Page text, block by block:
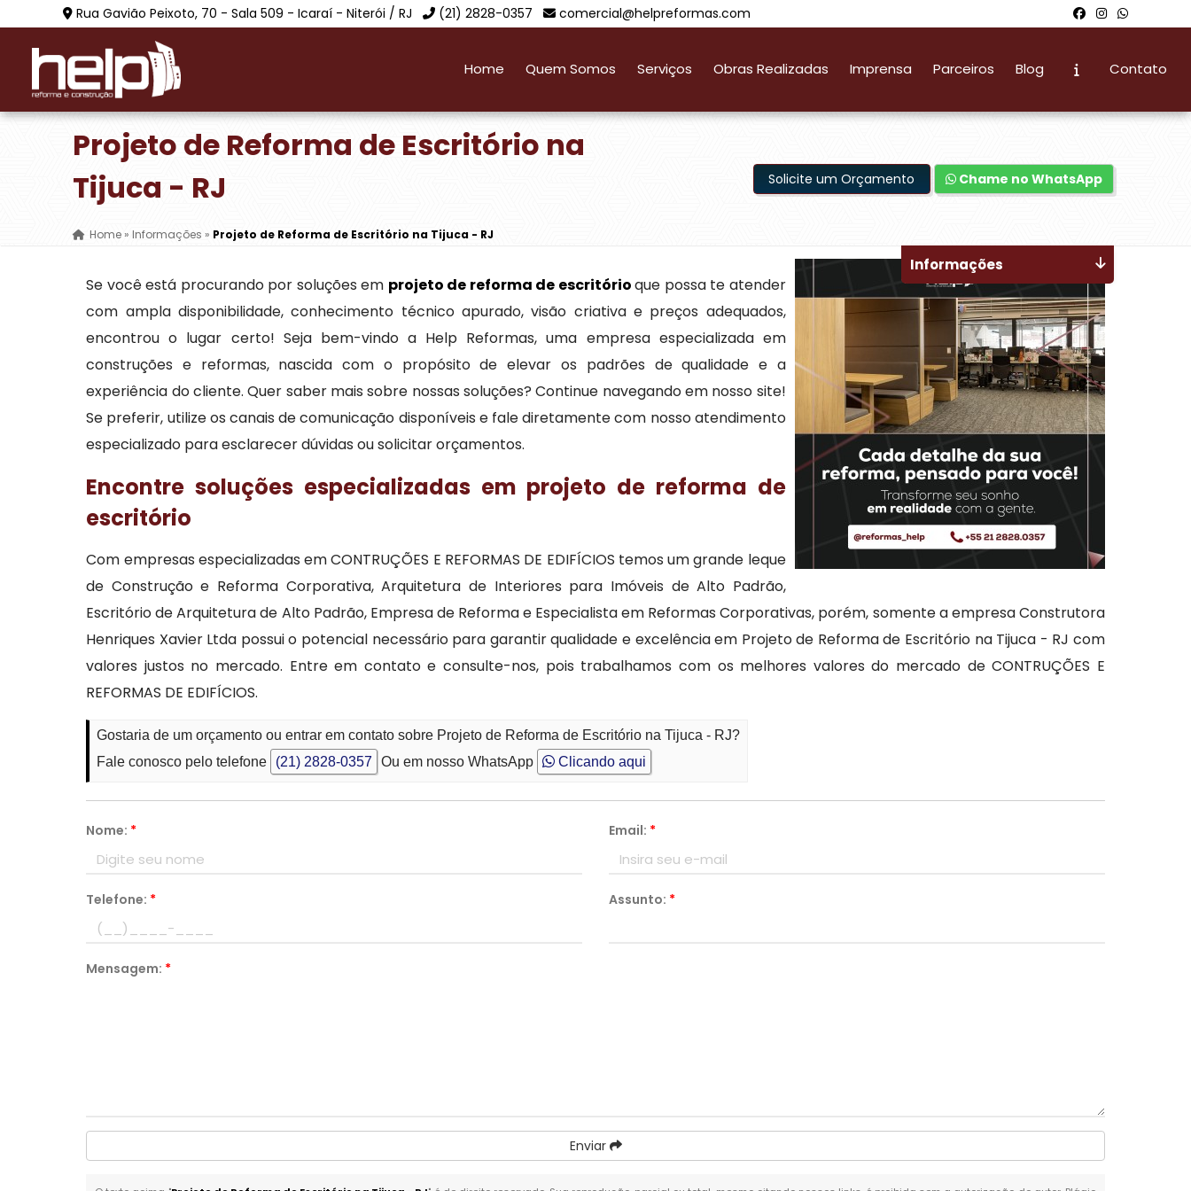
Rua Gavião Peixoto, 70 - Sala 509 - Icaraí - Niterói / RJ (21) 2828-0357 comercial@helpreformas.com
Home Quem Somos Serviços Obras Realizadas Imprensa Parceiros Blog Contato
Projeto de Reforma de Escritório na
Tijuca - RJ
Home »Informações » Projeto de Reforma de Escritório na Tijuca - RJ
Solicite um Orçamento Chame no WhatsApp
Se você está procurando por soluções em projeto de reforma de escritórioque possa te atender
com ampla disponibilidade, conhecimento técnico apurado, visão criativa e preços adequados,
encontrou o lugar certo! Seja bem-vindo a Help Reformas, uma empresa especializada em
construções e reformas, nascida com o propósito de elevar os padrões de qualidade e a
experiência do cliente. Quer saber mais sobre nossas soluções? Continue navegando em nosso site!
Se preferir, utilize os canais de comunicação disponíveis e fale diretamente com nosso atendimento
especializado para esclarecer dúvidas ou solicitar orçamentos.
Encontre soluções especializadas em projeto de reforma de
escritório
Com empresas especializadas em CONTRUÇÕES E REFORMAS DE EDIFÍCIOS temos um grande leque
de Construção e Reforma Corporativa, Arquitetura de Interiores para Imóveis de Alto Padrão,
Escritório de Arquitetura de Alto Padrão, Empresa de Reforma e Especialista em Reformas Corporativas, porém, somente a empresa Construtora
Henriques Xavier Ltda possui o potencial necessário para garantir qualidade e excelência em Projeto de Reforma de Escritório na Tijuca - RJ com
valores justos no mercado. Entre em contato e consulte-nos, pois trabalhamos com os melhores valores do mercado de CONTRUÇÕES E
REFORMAS DE EDIFÍCIOS.
Gostaria de um orçamento ou entrar em contato sobre Projeto de Reforma de Escritório na Tijuca - RJ?
Fale conosco pelo telefone
(21) 2828-0357 Ou em nosso WhatsApp Clicando aqui
Nome: * Email: *
Telefone: * Assunto: *
Mensagem: *
Enviar
Informações